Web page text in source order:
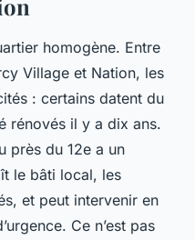
homogène. Entre
Village et Nation, les
: certains datent du
rénovés il y a dix ans.
près du 12e a un
le bâti local, les
et peut intervenir en
Ce n’est pas